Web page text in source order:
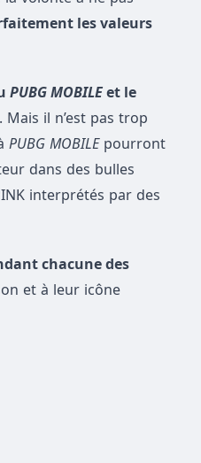
les valeurs
PUBG MOBILE et le
il n’est pas trop
PUBG MOBILEpourront
dans des bulles
interprétés par des
chacune des
et à leur icône